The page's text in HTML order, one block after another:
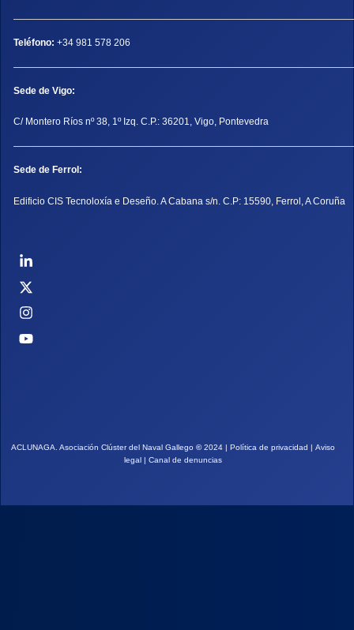
Teléfono: +34 981 578 206
Sede de Vigo:
C/ Montero Ríos nº 38, 1º Izq. C.P.: 36201, Vigo, Pontevedra
Sede de Ferrol:
Edificio CIS Tecnoloxía e Deseño. A Cabana s/n. C.P: 15590, Ferrol, A Coruña
ACLUNAGA. Asociación Clúster del Naval Gallego ©2024 | Política de privacidad
Aviso
legal
Canal de denuncias